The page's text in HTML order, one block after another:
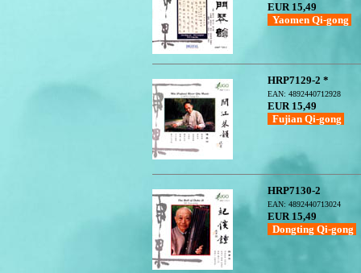
EUR 15,49
Yaomen Qi-gong
HRP7129-2 *
EAN: 4892440712928
EUR 15,49
Fujian Qi-gong
HRP7130-2
EAN: 4892440713024
EUR 15,49
Dongting Qi-gong